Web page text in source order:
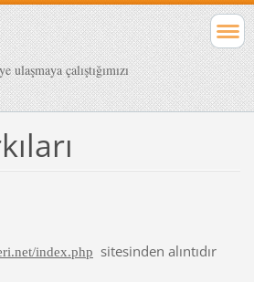
çalıştığımızı
index.php sitesinden alıntıdır